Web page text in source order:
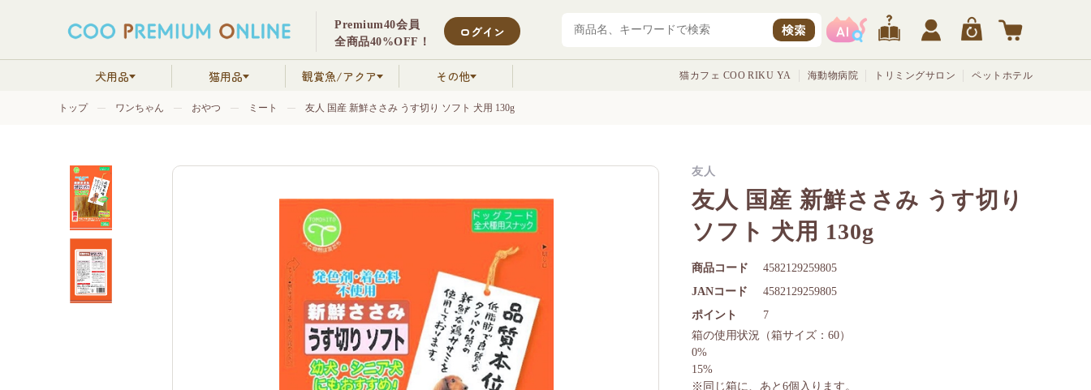
Premium40会員
全商品40%OFF！
ログイン 検索
犬用品 猫用品 観賞魚/アクア その他 猫カフェ COO RIKU YA 海動物病院 トリミングサロン ペットホテル
トップ ワンちゃん おやつ ミート 友人 国産 新鮮ささみ うす切り ソフト 犬用 130g
友人 国産 新鮮ささみ うす切り
ソフト 犬用 130g
商品コード 4582129259805
ポイント 7
JANコード 4582129259805
箱の使用状況 （箱サイズ：60）
0%
15%
※同じ箱に、あと 6個入ります。
友人